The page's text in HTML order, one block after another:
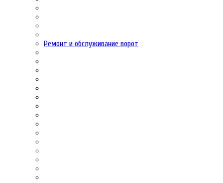
Ремонт и обслуживание ворот